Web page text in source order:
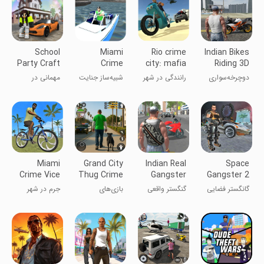
Indian Bikes
Riding 3D
دوچرخه‌سواری
Rio crime
city: mafia
gangster
رانندگی در شهر
Miami
Crime
Simulator 2
شبیه‌ساز جنایت
School
Party Craft
مهمانی در
Space
Gangster 2
گانگستر فضایی
Indian Real
Gangster
3D
گنگستر واقعی
Grand City
Thug Crime
Games
بازی‌های
شهر
Miami
Crime Vice
Town
جرم در شهر